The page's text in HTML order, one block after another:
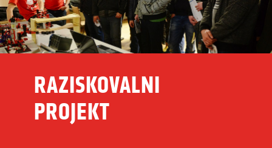
RAZISKOVALNI
PROJEKT